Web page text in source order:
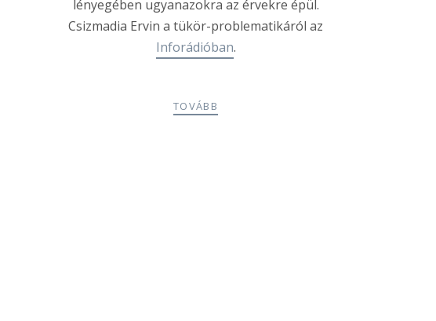
lényegében ugyanazokra az érvekre épül.
Csizmadia Ervin a tükör-problematikáról az
Inforádióban.
TOVÁBB